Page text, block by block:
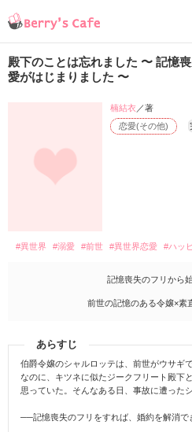
殿下のことは忘れました 〜 記憶
愛がはじまりました 〜
恋愛(その他)
楠結衣／著
#異世界 #溺愛 #前世 #異世界恋愛 #ハッ
記憶喪失のフリから
前世の記憶のある令嬢×素
あらすじ
伯爵令嬢のシャルロッテは、前世がウサギ
なのに、キツネに似たジークフリート殿下
思っていた。そんなある日、事故に遭った
──記憶喪失のフリをすれば、婚約を解消で